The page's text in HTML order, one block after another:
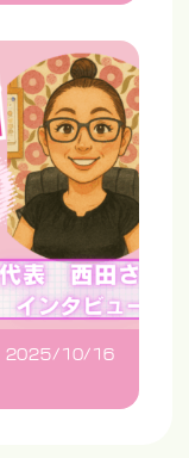
2025/10/16